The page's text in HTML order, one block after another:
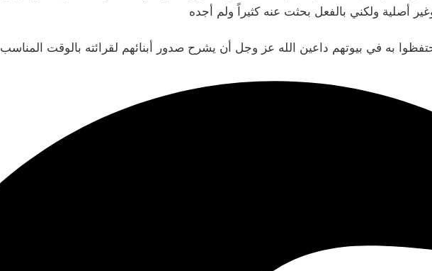
أصلية ولكني بالفعل بحثت عنه كثيراً ولم أجده
به في بيوتهم داعين الله عز وجل أن يشرح صدور أبنائهم لقرائته بالوقت المناسب